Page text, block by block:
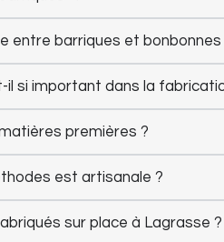
entre barriques et bonbonnes
si important dans la
premières ?
est artisanale ?
sur place à Lagrasse ?